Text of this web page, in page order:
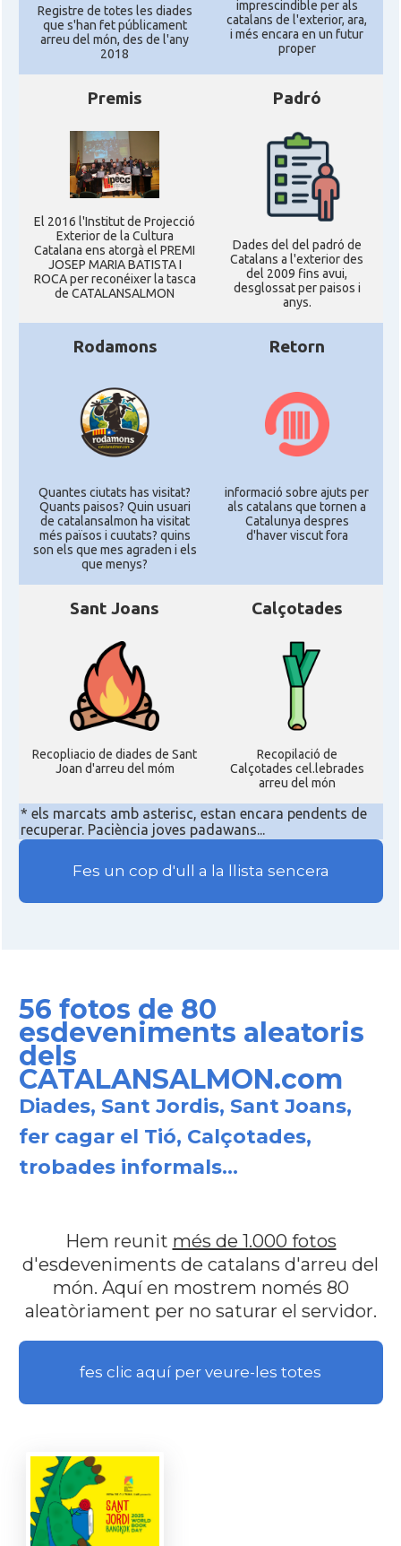
Registre de totes les diades
que s'han fet públicament
arreu del món, des de l'any
2018
imprescindible per als
catalans de l'exterior, ara,
i més encara en un futur
proper
Premis
El 2016 l'Institut de Projecció
Exterior de la Cultura
Catalana ens atorgà el PREMI
JOSEP MARIA BATISTA I
ROCA per reconéixer la tasca
de CATALANSALMON
Padró
Dades del del padró de
Catalans a l'exterior des
del 2009 fins avui,
desglossat per paisos i
anys.
Rodamons
Quantes ciutats has visitat?
Quants paisos? Quin usuari
de catalansalmon ha visitat
més països i cuutats? quins
son els que mes agraden i els
que menys?
Retorn
informació sobre ajuts per
als catalans que tornen a
Catalunya despres
d'haver viscut fora
Sant Joans
Recopliacio de diades de Sant
Joan d'arreu del móm
Calçotades
Recopilació de
Calçotades cel.lebrades
arreu del món
* els marcats amb asterisc, estan encara pendents de
recuperar. Paciència joves padawans...
Fes un cop d'ull a la llista sencera
56 fotos de 80
esdeveniments aleatoris
dels
CATALANSALMON.com
Diades, Sant Jordis, Sant Joans,
fer cagar el Tió, Calçotades,
trobades informals...
Hem reunit més de 1.000 fotos
d'esdeveniments de catalans d'arreu del
món. Aquí en mostrem només 80
aleatòriament per no saturar el servidor.
fes clic aquí per veure-les totes